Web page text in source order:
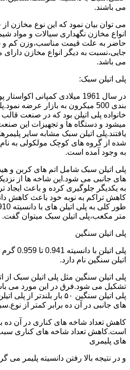
می باشند.
می توان بیان نمود که این نوع مخازن
انواع مخازن نگهداری سیالات و مواد
حاضر به علت قیمت مناسب،وزن کم و
جایی،نسبت به دیگر انواع مخازن دارای
می باشد.
پلی اتیلن سبک:
در سال 1961 میلادی کمپانی
بندی 500 میکرون به بازار عرضه
خانواده پلی اتیلن بود که در صنعت
میشود و دستگاه ها و تجهیزات این
یافتند.پلی اتیلن سبک مشابه سایر
شده از گروه های کوچک مولکولی به
به وجود آمده است.
پلی اتیلن سبک شامل اتم های کربن و
های جانبی می شود.این شاخه ها از
به یکدیگر جلوگیری کرده و باعث ایجاد
کاهش تراکم به نوبه خود باعث کاهش
متر مکعب،پلی اتیلن سبک میتوان گفت.
پلی اتیلن سنگین
پلی
اتیلن سنگین نام دارد.
پلی اتیلن سنگین مثل پلی اتیلن سبک از
تشکیل می شود.فرق در این مورد می
پلی اتیلن سنگین ۵۰ بار
های جانبی در آن ده برابر کمتر از
کاهش تعداد شاخه های کناری در آن ده
است.کاهش تعداد شاخه های کناری
های پلیمری
و در نتیجه بالا رفتن دانسیته پلیمر می